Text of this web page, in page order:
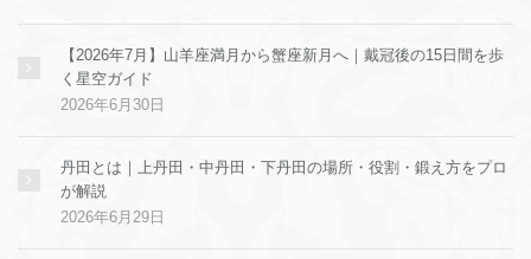
【2026年7月】山羊座満月から蟹座新月へ｜戴冠後の15日間を歩
く星空ガイド
2026年6月30日
丹田とは｜上丹田・中丹田・下丹田の場所・役割・鍛え方をプロ
が解説
2026年6月29日